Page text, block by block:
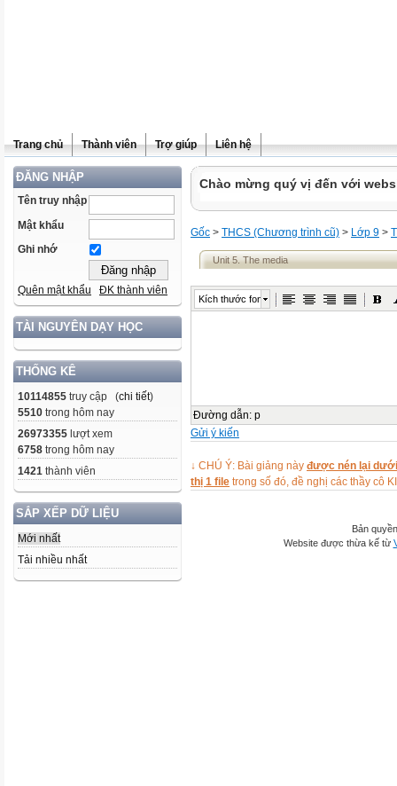
Trang chủ Thành viên Trợ giúp Liên hệ
ĐĂNG NHẬP
Tên truy nhập
Mật khẩu
Ghi nhớ
Quên mật khẩu ĐK thành viên
TÀI NGUYÊN DẠY HỌC
THỐNG KÊ
10114855 truy cập (chi tiết)
5510 trong hôm nay
26973355 lượt xem
6758 trong hôm nay
1421 thành viên
SẮP XẾP DỮ LIỆU
Mới nhất
Tải nhiều nhất
Chào mừng quý vị đến với
Gốc > THCS (Chương trình cũ) > Lớp 9 >
Unit 5. The media
Kích thước font
Đường dẫn: p
Gửi ý kiến
↓ CHÚ Ý: Bài giảng này được nén lại
thị 1 file trong số đó, đề nghị các thầy cô
Bản
Website được thừa kế từ